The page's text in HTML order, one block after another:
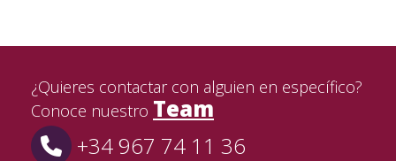
¿Quieres contactar con alguien en específico?
Conoce nuestro Team
+34 967 74 11 36